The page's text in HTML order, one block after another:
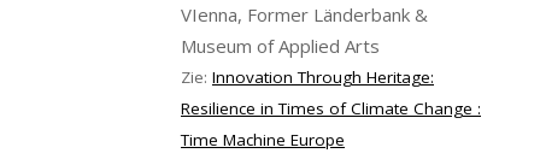
VIenna, Former Länderbank &
Museum of Applied Arts
Zie: Innovation Through Heritage:
Resilience in Times of Climate Change :
Time Machine Europe